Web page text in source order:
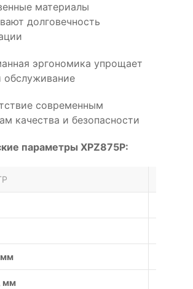
материалы
долговечность
эргономика упрощает
обслуживание
современным
качества и безопасности
параметры XPZ875P:
мм
мм